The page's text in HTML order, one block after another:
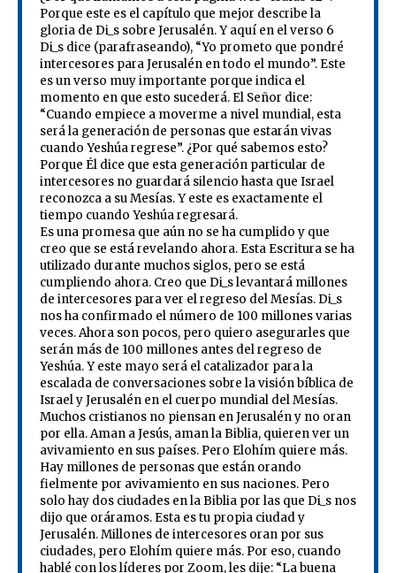
Porque este es el capítulo que mejor describe la
gloria de Di_s sobre Jerusalén. Y aquí en el verso 6
Di_s dice (parafraseando), “Yo prometo que pondré
intercesores para Jerusalén en todo el mundo”. Este
es un verso muy importante porque indica el
momento en que esto sucederá. El Señor dice:
“Cuando empiece a moverme a nivel mundial, esta
será la generación de personas que estarán vivas
cuando Yeshúa regrese”. ¿Por qué sabemos esto?
Porque Él dice que esta generación particular de
intercesores no guardará silencio hasta que Israel
reconozca a su Mesías. Y este es exactamente el
tiempo cuando Yeshúa regresará.
Es una promesa que aún no se ha cumplido y que
creo que se está revelando ahora. Esta Escritura se ha
utilizado durante muchos siglos, pero se está
cumpliendo ahora. Creo que Di_s levantará millones
de intercesores para ver el regreso del Mesías. Di_s
nos ha confirmado el número de 100 millones varias
veces. Ahora son pocos, pero quiero asegurarles que
serán más de 100 millones antes del regreso de
Yeshúa. Y este mayo será el catalizador para la
escalada de conversaciones sobre la visión bíblica de
Israel y Jerusalén en el cuerpo mundial del Mesías.
Muchos cristianos no piensan en Jerusalén y no oran
por ella. Aman a Jesús, aman la Biblia, quieren ver un
avivamiento en sus países. Pero Elohím quiere más.
Hay millones de personas que están orando
fielmente por avivamiento en sus naciones. Pero
solo hay dos ciudades en la Biblia por las que Di_s nos
dijo que oráramos. Esta es tu propia ciudad y
Jerusalén. Millones de intercesores oran por sus
ciudades, pero Elohím quiere más. Por eso, cuando
hablé con los líderes por Zoom, les dije: “La buena